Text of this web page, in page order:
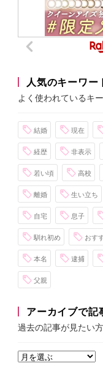
人気のキーワー
よく使われているキ
結婚 現在
経歴 非表示
若い頃 高校
離婚 生い立ち
自宅 息子
馴れ初め おす
本名 逮捕
父親
アーカイブで記
過去の記事が見たい